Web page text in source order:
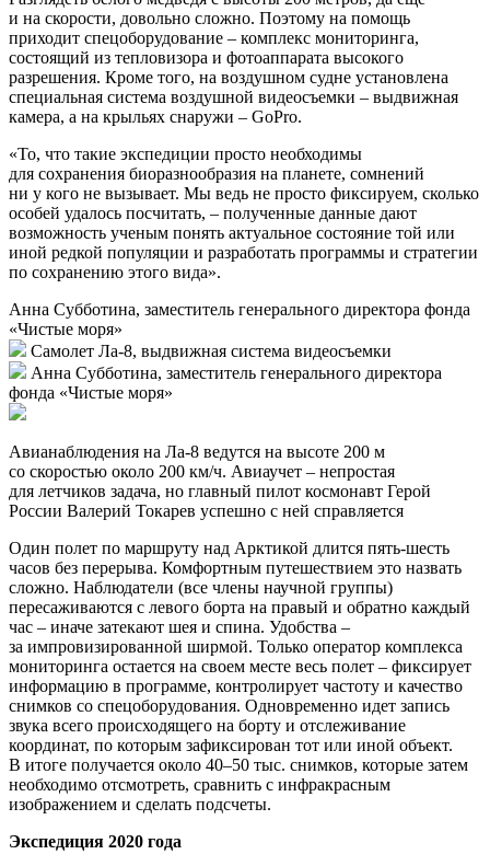
Глава Росприроднадзора Светлана Радионова с символом
экопроекта «Хозяин Арктики»
Генеральный директор фонда «Чистые моря»
Василий Богословский во время экспедиции
Экспедиция первая
Самолет-амфибия Ла-8 российского производства
со спецоборудованием для экомониторинга
В августе 2020 года команда ученых, летный экипаж и
над акваториями Карского и Печорского морей. С самолета
Ла-8 научные наблюдатели вели авиаучет белого медведя и
морских млекопитающих, требующий полной
сосредоточенности.
Разглядеть белого медведя с высоты 200 метров, да еще
и на скорости, довольно сложно. Поэтому на помощь
приходит спецоборудование – комплекс мониторинга,
состоящий из тепловизора и фотоаппарата высокого
разрешения. Кроме того, на воздушном судне установлена
специальная система воздушной видеосъемки – выдвижная
камера, а на крыльях снаружи – GoPro.
«То, что такие экспедиции просто необходимы
для сохранения биоразнообразия на планете, сомнений
ни у кого не вызывает. Мы ведь не просто фиксируем, сколько
особей удалось посчитать, – полученные данные дают
возможность ученым понять актуальное состояние той или
иной редкой популяции и разработать программы и стратегии
по сохранению этого вида».
Анна Субботина, заместитель генерального директора фонда
«Чистые моря»
Самолет Ла-8, выдвижная система видеосъемки
Анна Субботина, заместитель генерального директора
фонда «Чистые моря»